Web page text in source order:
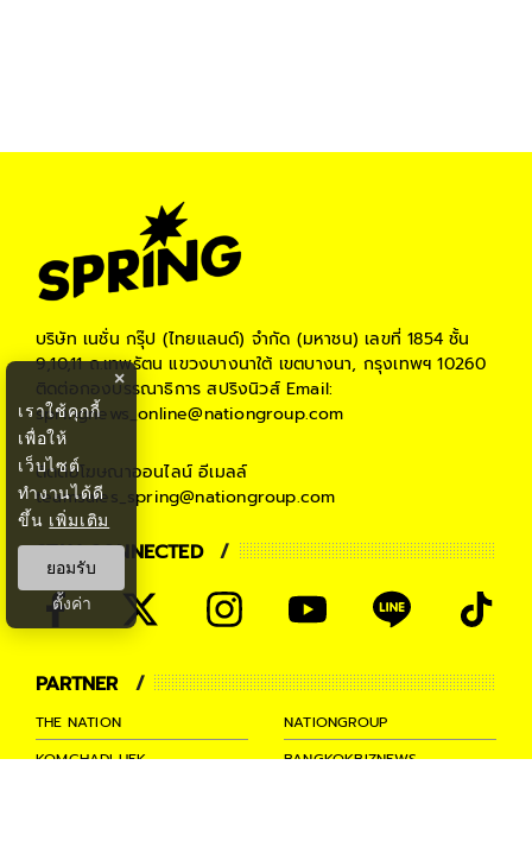
บริษัท เนชั่น กรุ๊ป (ไทยแลนด์) จำกัด (มหาชน) เลขที่ 1854 ชั้น
9,10,11 ถ.เทพรัตน แขวงบางนาใต้ เขตบางนา, กรุงเทพฯ 10260
ติดต่อกองบรรณาธิการ สปริงนิวส์Email:
springnews_online@nationgroup.com
ติดต่อโฆษณาออนไลน์ อีเมลล์
teamsales_spring@nationgroup.com
STAY CONNECTED
PARTNER
THE NATION
NATIONGROUP
KOMCHADLUEK
BANGKOKBIZNEWS
×
เราใช้คุกกี้
เพื่อให้
เว็บไซต์
ทำงานได้ดี
ขึ้น เพิ่มเติม
ยอมรับ
ตั้งค่า